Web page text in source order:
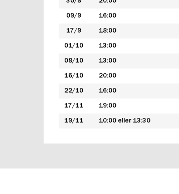
09/9 16:00
17/9 18:00
01/10 13:00
08/10 13:00
16/10 20:00
22/10 16:00
17/11 19:00
19/11 10:00 eller 13:30